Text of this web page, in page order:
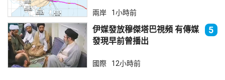
兩岸 1小時前
伊媒發放穆傑塔巴視頻 有傳媒
發現早前曾播出
5
國際 12小時前